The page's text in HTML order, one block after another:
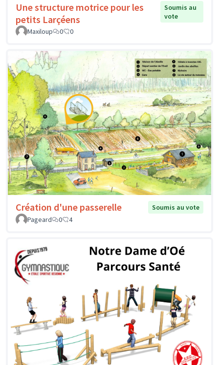
Une structure motrice pour les
petits Larçéens
Soumis au
vote
Maxiloup
0 0
Création d'une passerelle
Soumis au vote
Pageard
0 4